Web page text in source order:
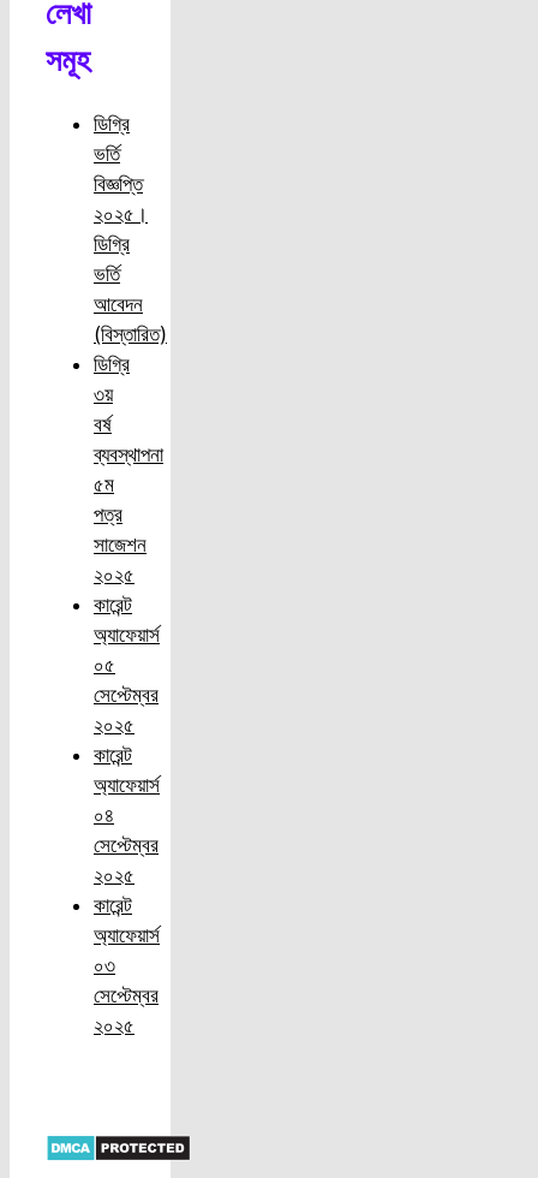
লেখা
সমূহ
ডিগ্রি
ভর্তি
বিজ্ঞপ্তি
২০২৫।
ডিগ্রি
ভর্তি
আবেদন
(বিস্তারিত)
ডিগ্রি
৩য়
বর্ষ
ব্যবস্থাপনা
৫ম
পত্র
সাজেশন
২০২৫
কারেন্ট
অ্যাফেয়ার্স
০৫
সেপ্টেম্বর
২০২৫
কারেন্ট
অ্যাফেয়ার্স
০৪
সেপ্টেম্বর
২০২৫
কারেন্ট
অ্যাফেয়ার্স
০৩
সেপ্টেম্বর
২০২৫